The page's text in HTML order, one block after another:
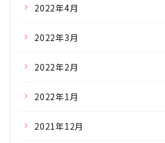
2022年4月
2022年3月
2022年2月
2022年1月
2021年12月